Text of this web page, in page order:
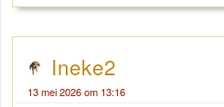
Ineke2
13 mei 2026 om 13:16